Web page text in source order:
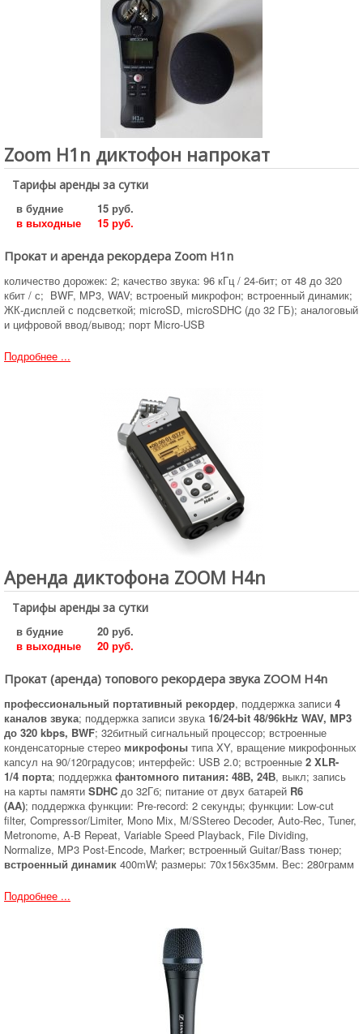
Zoom H1n диктофон напрокат
Тарифы аренды за сутки
в будние
15 руб.
в выходные
15 руб.
Прокат и аренда рекордера Zoom H1n
количество дорожек: 2; качество звука: 96 кГц / 24-бит; от 48 до 320
кбит / с; BWF, MP3, WAV; встроеный микрофон; встроенный динамик;
ЖК-дисплей с подсветкой; microSD, microSDHC (до 32 ГБ); аналоговый
и цифровой ввод/вывод; порт Micro-USB
Подробнее ...
Аренда диктофона ZOOM H4n
Тарифы аренды за сутки
в будние
20 руб.
в выходные
20 руб.
Прокат (аренда) топового рекордера звука ZOOM H4n
профессиональный портативный рекордер, поддержка записи 4
каналов звука; поддержка записи звука 16/24-bit 48/96kHz WAV, MP3
до 320 kbps, BWF; 32битный сигнальный процессор; встроенные
конденсаторные стерео микрофоны типа XY, вращение микрофонных
капсул на 90/120градусов; интерфейс: USB 2.0; встроенные 2 XLR-
1/4 порта; поддержкафантомного питания: 48В, 24В, выкл; запись
на карты памяти SDHC до 32Гб; питание от двух батарей R6
(AA); поддержка функции: Pre-record: 2 секунды; функции: Low-cut
filter, Compressor/Limiter, Mono Mix, M/SStereo Decoder, Auto-Rec, Tuner,
Metronome, A-B Repeat, Variable Speed Playback, File Dividing,
Normalize, MP3 Post-Encode, Marker; встроенный Guitar/Bass тюнер;
встроенный динамик 400mW; размеры: 70х156х35мм. Вес: 280грамм
Подробнее ...